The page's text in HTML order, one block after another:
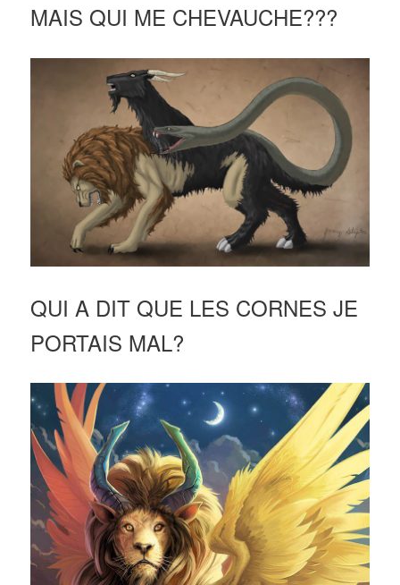
MAIS QUI ME CHEVAUCHE???
QUI A DIT QUE LES CORNES JE
PORTAIS MAL?